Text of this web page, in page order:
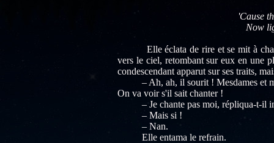
'Cause
Now
Elle éclata de rire et se mit à
vers le ciel, retombant sur eux en une
condescendant apparut sur ses traits,
– Ah, ah, il sourit ! Mesdames et
On va voir s'il sait chanter !
– Je chante pas moi, répliqua-t-il
– Mais si !
– Nan.
Elle entama le refrain.